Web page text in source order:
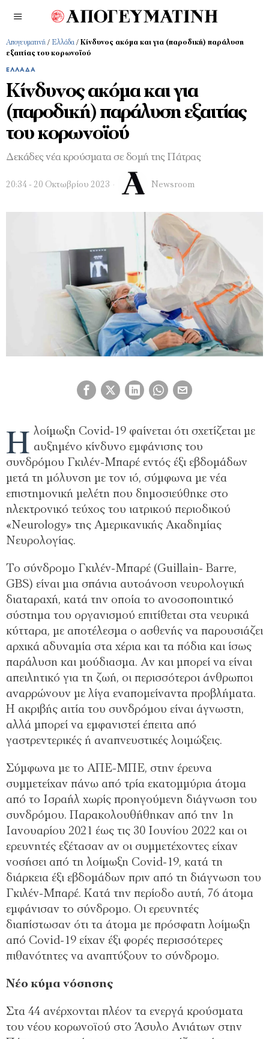
Απογευματινή / Ελλάδα / Κίνδυνος ακόμα και για (παροδική) παράλυση
εξαιτίας του κορωνοϊού
ΕΛΛΆΔΑ
Κίνδυνος ακόμα και για
(παροδική) παράλυση εξαιτίας
του κορωνοϊού
Δεκάδες νέα κρούσματα σε δομή της Πάτρας
20:34 - 20 Οκτωβρίου 2023 Newsroom
Η λοίμωξη Covid-19 φαίνεται ότι σχετίζεται με
αυξημένο κίνδυνο εμφάνισης του
συνδρόμου Γκιλέν-Μπαρέ εντός έξι εβδομάδων
μετά τη μόλυνση με τον ιό, σύμφωνα με νέα
επιστημονική μελέτη που δημοσιεύθηκε στο
ηλεκτρονικό τεύχος του ιατρικού περιοδικού
«Neurology» της Αμερικανικής Ακαδημίας
Νευρολογίας.
Το σύνδρομο Γκιλέν-Μπαρέ (Guillain- Barre,
GBS) είναι μια σπάνια αυτοάνοση νευρολογική
διαταραχή, κατά την οποία το ανοσοποιητικό
σύστημα του οργανισμού επιτίθεται στα νευρικά
κύτταρα, με αποτέλεσμα ο ασθενής να παρουσιάζει
αρχικά αδυναμία στα χέρια και τα πόδια και ίσως
παράλυση και μούδιασμα. Αν και μπορεί να είναι
απειλητικό για τη ζωή, οι περισσότεροι άνθρωποι
αναρρώνουν με λίγα εναπομείναντα προβλήματα.
Η ακριβής αιτία του συνδρόμου είναι άγνωστη,
αλλά μπορεί να εμφανιστεί έπειτα από
γαστρεντερικές ή αναπνευστικές λοιμώξεις.
Σύμφωνα με το ΑΠΕ-ΜΠΕ, στην έρευνα
συμμετείχαν πάνω από τρία εκατομμύρια άτομα
από το Ισραήλ χωρίς προηγούμενη διάγνωση του
συνδρόμου. Παρακολουθήθηκαν από την 1η
Ιανουαρίου 2021 έως τις 30 Ιουνίου 2022 και οι
ερευνητές εξέτασαν αν οι συμμετέχοντες είχαν
νοσήσει από τη λοίμωξη Covid-19, κατά τη
διάρκεια έξι εβδομάδων πριν από τη διάγνωση του
Γκιλέν-Μπαρέ. Κατά την περίοδο αυτή, 76 άτομα
εμφάνισαν το σύνδρομο. Οι ερευνητές
διαπίστωσαν ότι τα άτομα με πρόσφατη λοίμωξη
από Covid-19 είχαν έξι φορές περισσότερες
πιθανότητες να αναπτύξουν το σύνδρομο.
Νέο κύμα νόσησης
Στα 44 ανέρχονται πλέον τα ενεργά κρούσματα
του νέου κορωνοϊού στο Άσυλο Ανιάτων στην